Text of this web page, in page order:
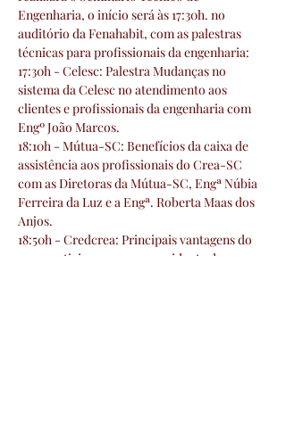
Engenharia, o início será às 17:30h. no
auditório da Fenahabit, com as palestras
técnicas para profissionais da engenharia:
17:30h - Celesc: Palestra Mudanças no
sistema da Celesc no atendimento aos
clientes e profissionais da engenharia com
Engº João Marcos.
18:10h - Mútua-SC: Benefícios da caixa de
assistência aos profissionais do Crea-SC
com as Diretoras da Mútua-SC, Engª Núbia
Ferreira da Luz e a Engª. Roberta Maas dos
Anjos.
18:50h - Credcrea: Principais vantagens do
cooperativismo, com o presidente da